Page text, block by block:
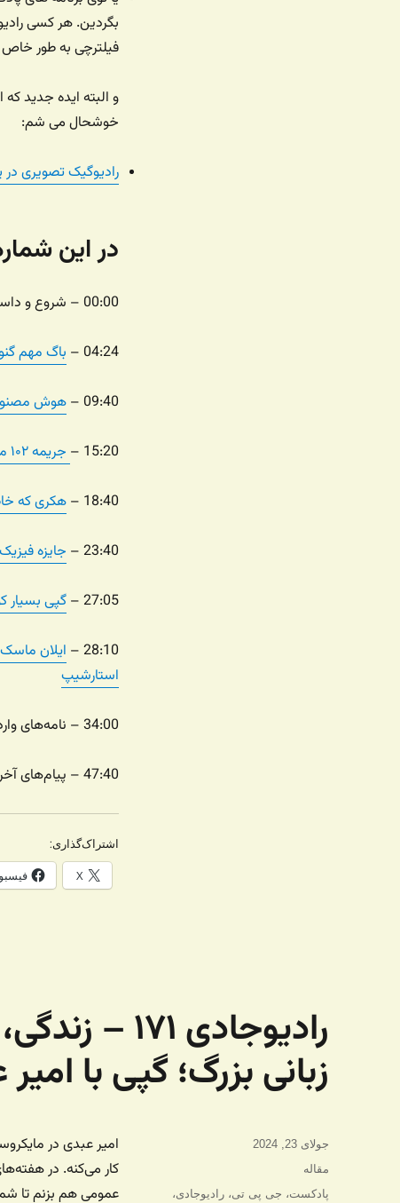
بگردین. هر کسی
فیلترچی به طور
و البته ایده جدید
خوشحال می شم:
رادیوگیک تصویری در
در این
00:00 – شروع و داستان زندگی
04:24 – باگ مهم
09:40 – هوش مصنوعی و حل ۱۰۰٪ کپچاهای
15:20 – جریمه ۱۰۲ میلیون دلاری متا به خاطر ذخیره پسوردها به شکل متن ساده
18:40 – هکری که
23:40 – جایزه
27:05 – گپی بسیار
28:10 –
ایلان
استارشیپ
34:00 – نامه‌های وارده در مورد مطالب قبلی
47:40 – پیام‌های آخر
اشتراک‌گذاری:
X
رادیوجادی
زبانی بزرگ؛ گپی با
امیر عبدی در
کار می‌کنه. در
عمومی هم بزنم تا
ارسال
شده
جولای 23, 2024
دسته‌ها
مقاله
برچسب‌ها
پادکست، جی پی تی،رادیوجادی،